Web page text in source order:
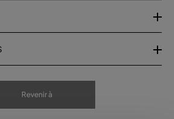
Revenir à